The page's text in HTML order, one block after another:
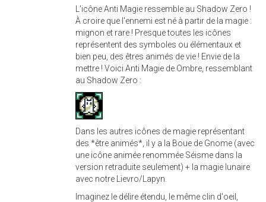
L'icône Anti Magie ressemble au Shadow Zero !
À croire que l'ennemi est né à partir de la magie :
mignon et rare ! Presque toutes les icônes
représentent des symboles ou élémentaux et
bien peu, des êtres animés de vie ! Envie de la
mettre ! Voici Anti Magie de Ombre, ressemblant
au Shadow Zero :
Dans les autres icônes de magie représentant
des *être animés*, il y a la Boue de Gnome (avec
une icône animée renommée Séisme dans la
version retraduite seulement) + la magie lunaire
avec notre Lievro/Lapyn.
Imaginez le délire étendu, le même clin d'oeil,